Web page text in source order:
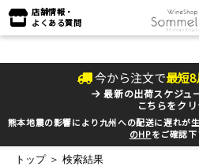
店舗情報・
よくある質問
今から注文で最短8
最新の出荷スケジュ
こちらをクリ
熊本地震の影響により九州への配送に遅れが
のHPをご確認下
トップ ＞ 検索結果